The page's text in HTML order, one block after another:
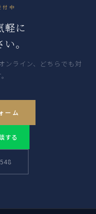
中
軽に
。
ンライン、どちらでも対
ーム
する